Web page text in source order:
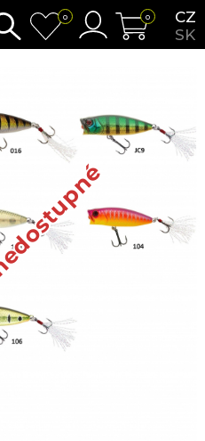
CZ
SK
0 0